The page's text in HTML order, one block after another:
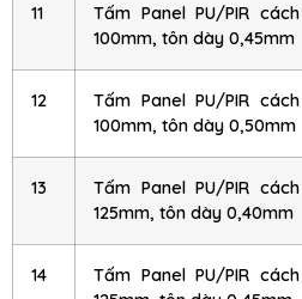
11
Tấm Panel PU/PIR
100mm, tôn dày 0,45mm
12
Tấm Panel PU/PIR
100mm, tôn dày 0,50mm
13
Tấm Panel PU/PIR
125mm, tôn dày 0,40mm
14
Tấm Panel PU/PIR